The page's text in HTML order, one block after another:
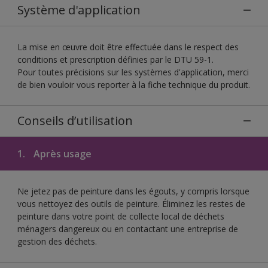
Système d'application
La mise en œuvre doit être effectuée dans le respect des
conditions et prescription définies par le DTU 59-1.
Pour toutes précisions sur les systèmes d'application, merci
de bien vouloir vous reporter à la fiche technique du produit.
Conseils d’utilisation
1. Après usage
Ne jetez pas de peinture dans les égouts, y compris lorsque
vous nettoyez des outils de peinture. Éliminez les restes de
peinture dans votre point de collecte local de déchets
ménagers dangereux ou en contactant une entreprise de
gestion des déchets.